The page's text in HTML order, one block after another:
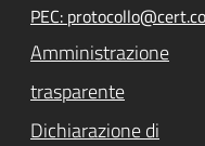
PEC:
Amministrazione
trasparente
Dichiarazione di